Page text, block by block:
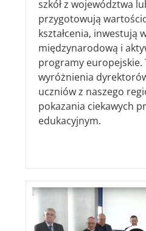
szkół z województwa
przygotowują
kształcenia, inwestują
międzynarodową i
programy europejskie.
wyróżnienia
uczniów z naszego
pokazania ciekawych
edukacyjnym.